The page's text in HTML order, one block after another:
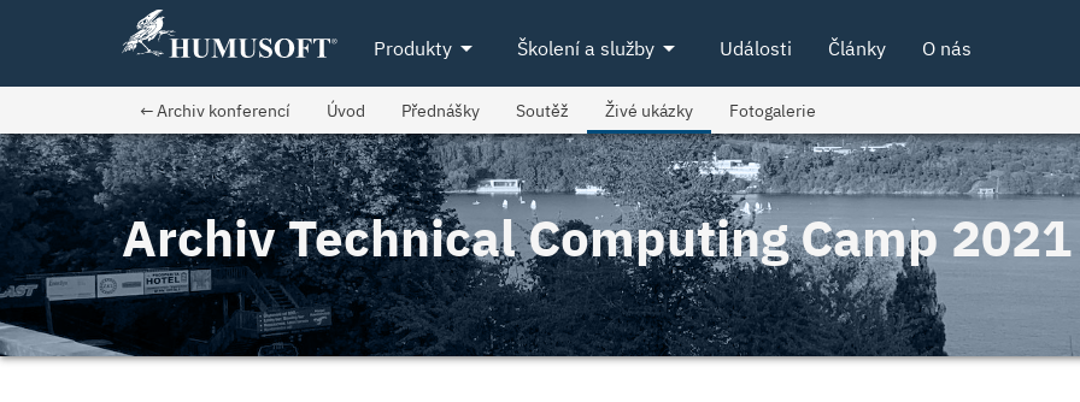
Produktyarrow_drop_down Školení a službyarrow_drop_down Události Články O nás
← Archiv konferencí Úvod Přednášky Soutěž Živé ukázky Fotogalerie
Archiv Technical Computing Camp 2021